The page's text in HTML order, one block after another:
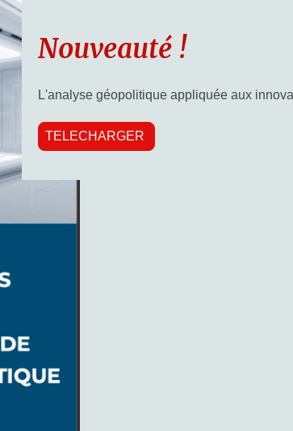
Nouveauté !
L'analyse géopolitique appliquée aux
TELECHARGER